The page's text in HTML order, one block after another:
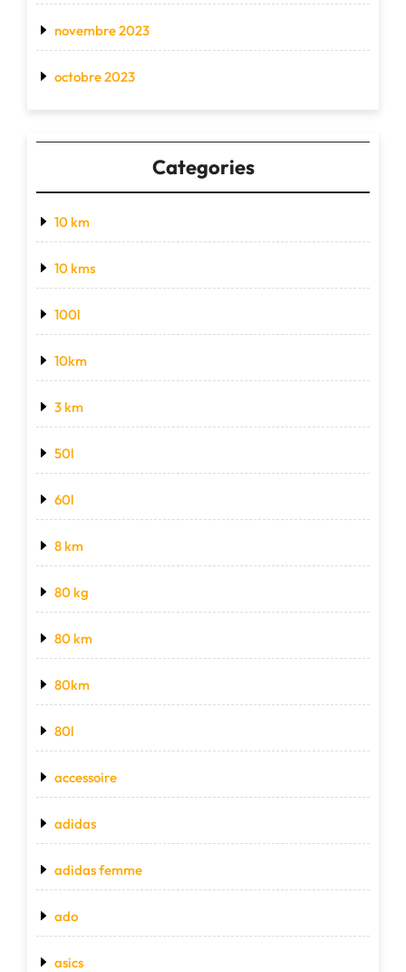
novembre 2023
octobre 2023
Categories
10 km
10 kms
100l
10km
3 km
50l
60l
8 km
80 kg
80 km
80km
80l
accessoire
adidas
adidas femme
ado
asics